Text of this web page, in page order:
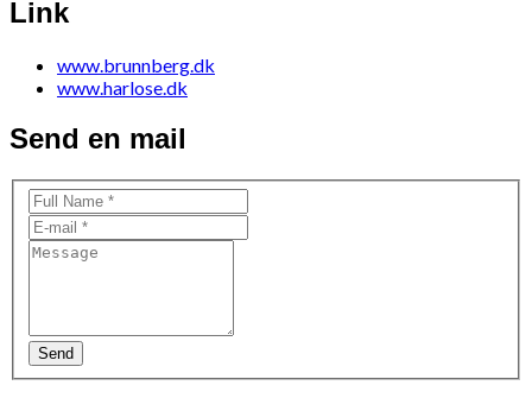
Link
www.brunnberg.dk
www.harlose.dk
Send en mail
Send